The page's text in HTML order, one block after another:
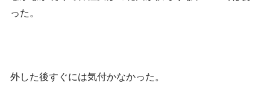
った。
外した後すぐには気付かなかった。